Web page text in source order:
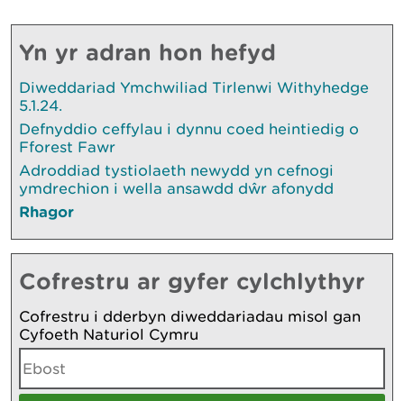
Yn yr adran hon hefyd
Diweddariad Ymchwiliad Tirlenwi Withyhedge
5.1.24.
Defnyddio ceffylau i dynnu coed heintiedig o
Fforest Fawr
Adroddiad tystiolaeth newydd yn cefnogi
ymdrechion i wella ansawdd dŵr afonydd
Rhagor
Cofrestru ar gyfer cylchlythyr
Cofrestru i dderbyn diweddariadau misol gan
Cyfoeth Naturiol Cymru